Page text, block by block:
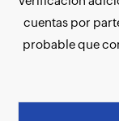
cuentas por
probable que